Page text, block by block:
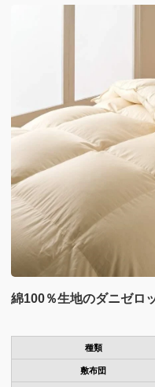
綿100％生地のダニゼロ
種類
敷布団